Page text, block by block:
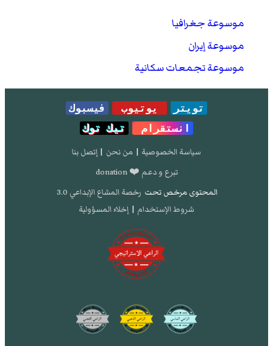
موسوعة جغرافيا
موسوعة إيران
موسوعة تجمعات سكانية
تويتر يوتيوب
فيسبوك
انستقرام
تيك توك
سياسة الخصوصية | من نحن | إتصل بنا
تبرع و دعم ❤️ donation
المحتوى مرخص تحت رخصة المشاع الإبداعي 3.0
شروط الإستخدام | إخلاء المسؤولية